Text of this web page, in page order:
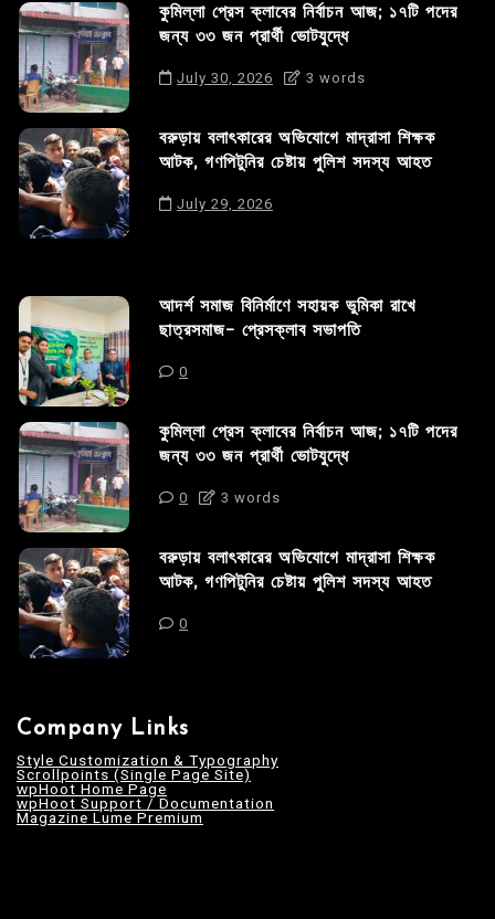
কুমিল্লা প্রেস ক্লাবের নির্বাচন আজ; ১৭টি পদের
জন্য ৩৩ জন প্রার্থী ভোটযুদ্ধে
July 30, 2026 3 words
বরুড়ায় বলাৎকারের অভিযোগে মাদ্রাসা শিক্ষক
আটক, গণপিটুনির চেষ্টায় পুলিশ সদস্য আহত
July 29, 2026
আদর্শ সমাজ বিনির্মাণে সহায়ক ভুমিকা রাখে
ছাত্রসমাজ- প্রেসক্লাব সভাপতি
0
কুমিল্লা প্রেস ক্লাবের নির্বাচন আজ; ১৭টি পদের
জন্য ৩৩ জন প্রার্থী ভোটযুদ্ধে
0 3 words
বরুড়ায় বলাৎকারের অভিযোগে মাদ্রাসা শিক্ষক
আটক, গণপিটুনির চেষ্টায় পুলিশ সদস্য আহত
0
Company Links
Style Customization & Typography
Scrollpoints (Single Page Site)
wpHoot Home Page
wpHoot Support / Documentation
Magazine Lume Premium